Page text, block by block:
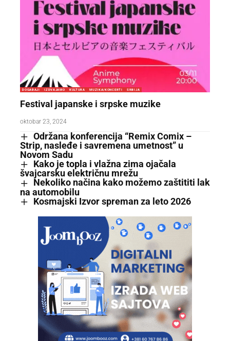
DOGAĐAJI IZDVAJAMO KULTURA MUZIKA/KONCERTI SRBIJA
Festival japanske i srpske muzike
oktobar 23, 2024
Održana konferencija “Remix Comix –
Strip, nasleđe i savremena umetnost” u
Novom Sadu
Kako je topla i vlažna zima ojačala
švajcarsku električnu mrežu
Nekoliko načina kako možemo zaštititi lak
na automobilu
Kosmajski Izvor spreman za leto 2026